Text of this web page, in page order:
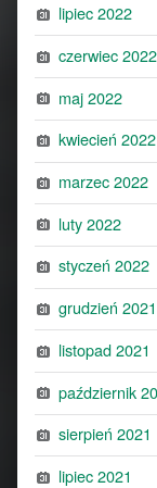
lipiec 2022
czerwiec 2022
maj 2022
kwiecień 2022
marzec 2022
luty 2022
styczeń 2022
grudzień 2021
listopad 2021
październik
sierpień 2021
lipiec 2021